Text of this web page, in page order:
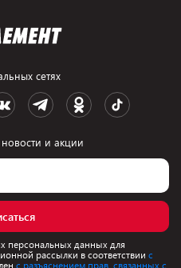
сетях
и акции
персональных данных для
рассылки в соответствии с
с разъяснением прав, связанных с